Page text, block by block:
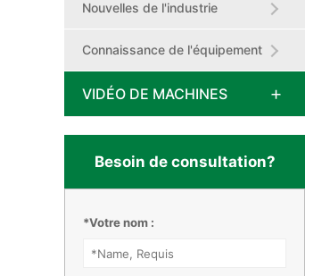
Nouvelles de l'industrie
Connaissance de l'équipement
VIDÉO DE MACHINES
Besoin de consultation?
*Votre nom :